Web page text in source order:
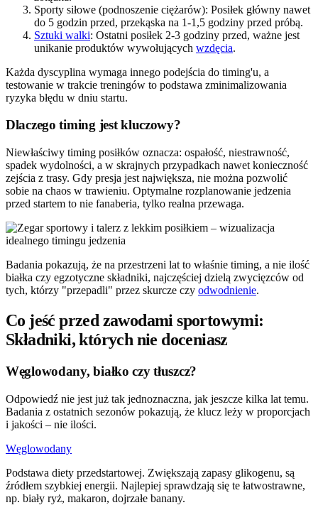
Sporty siłowe (podnoszenie ciężarów): Posiłek główny nawet
do 5 godzin przed, przekąska na 1-1,5 godziny przed próbą.
Sztuki walki: Ostatni posiłek 2-3 godziny przed, ważne jest
unikanie produktów wywołujących wzdęcia.
Każda dyscyplina wymaga innego podejścia do timing'u, a
testowanie w trakcie treningów to podstawa zminimalizowania
ryzyka błędu w dniu startu.
Dlaczego timing jest kluczowy?
Niewłaściwy timing posiłków oznacza: ospałość, niestrawność,
spadek wydolności, a w skrajnych przypadkach nawet konieczność
zejścia z trasy. Gdy presja jest największa, nie można pozwolić
sobie na chaos w trawieniu. Optymalne rozplanowanie jedzenia
przed startem to nie fanaberia, tylko realna przewaga.
Badania pokazują, że na przestrzeni lat to właśnie timing, a nie ilość
białka czy egzotyczne składniki, najczęściej dzielą zwycięzców od
tych, którzy "przepadli" przez skurcze czy odwodnienie.
Co jeść przed zawodami sportowymi:
Składniki, których nie doceniasz
Węglowodany, białko czy tłuszcz?
Odpowiedź nie jest już tak jednoznaczna, jak jeszcze kilka lat temu.
Badania z ostatnich sezonów pokazują, że klucz leży w proporcjach
i jakości – nie ilości.
Węglowodany
Podstawa diety przedstartowej. Zwiększają zapasy glikogenu, są
źródłem szybkiej energii. Najlepiej sprawdzają się te łatwostrawne,
np. biały ryż, makaron, dojrzałe banany.